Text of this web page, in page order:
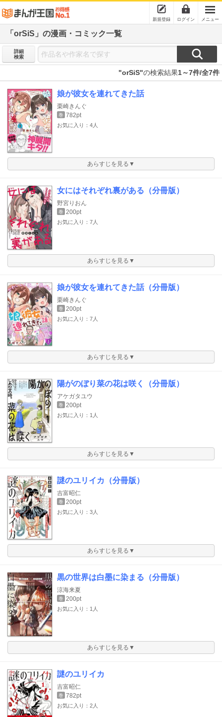
新規登録 ログイン メニュー
「orSiS」の漫画・コミック一覧
詳細
検索
"orSiS"の検索結果1～7件/全7件
娘が彼女を連れてきた話
栗崎きんぐ
巻 782pt
お気に入り：4人
あらすじを見る▼
女にはそれぞれ裏がある（分冊版）
野宮りおん
巻 200pt
お気に入り：7人
あらすじを見る▼
娘が彼女を連れてきた話（分冊版）
栗崎きんぐ
巻 200pt
お気に入り：7人
あらすじを見る▼
陽がのぼり菜の花は咲く（分冊版）
アケガタユウ
巻 200pt
お気に入り：1人
あらすじを見る▼
謎のユリイカ（分冊版）
吉富昭仁
巻 200pt
お気に入り：3人
あらすじを見る▼
黒の世界は白墨に染まる（分冊版）
涼海来夏
巻 200pt
お気に入り：1人
あらすじを見る▼
謎のユリイカ
吉富昭仁
巻 782pt
お気に入り：2人